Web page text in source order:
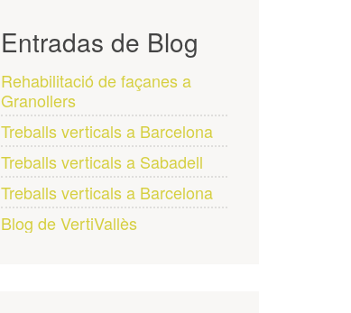
Entradas de Blog
Rehabilitació de façanes a
Granollers
Treballs verticals a Barcelona
Treballs verticals a Sabadell
Treballs verticals a Barcelona
Blog de VertiVallès